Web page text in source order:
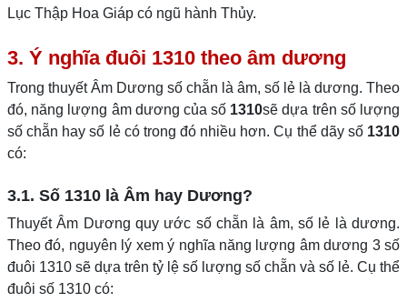
Lục Thập Hoa Giáp có ngũ hành Thủy.
3. Ý nghĩa đuôi 1310 theo âm dương
Trong thuyết Âm Dương số chẵn là âm, số lẻ là dương. Theo
đó, năng lượng âm dương của số 1310sẽ dựa trên số lượng
số chẵn hay số lẻ có trong đó nhiều hơn. Cụ thể dãy số 1310
có:
3.1. Số 1310 là Âm hay Dương?
Thuyết Âm Dương quy ước số chẵn là âm, số lẻ là dương.
Theo đó, nguyên lý xem ý nghĩa năng lượng âm dương 3 số
đuôi 1310 sẽ dựa trên tỷ lệ số lượng số chẵn và số lẻ. Cụ thể
đuôi số 1310 có: